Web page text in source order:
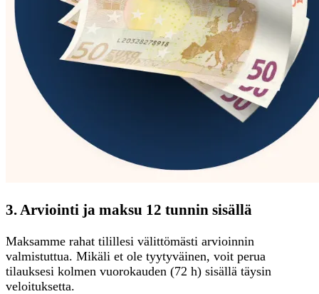
3. Arviointi ja maksu 12 tunnin sisällä
Maksamme rahat tilillesi välittömästi arvioinnin
valmistuttua. Mikäli et ole tyytyväinen, voit perua
tilauksesi kolmen vuorokauden (72 h) sisällä täysin
veloituksetta.